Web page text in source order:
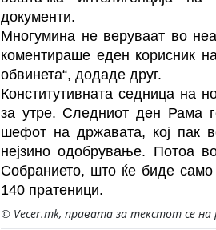
документи.
Многумина не веруваат во
коментираше еден корисник
обвинета“, додаде друг.
Конститутивната седница на
за утре. Следниот ден Рама
шефот на државата, кој пак
нејзино одобрување. Потоа
Собранието, што ќе биде
140 пратеници.
© Vecer.mk, правата за текстот се на